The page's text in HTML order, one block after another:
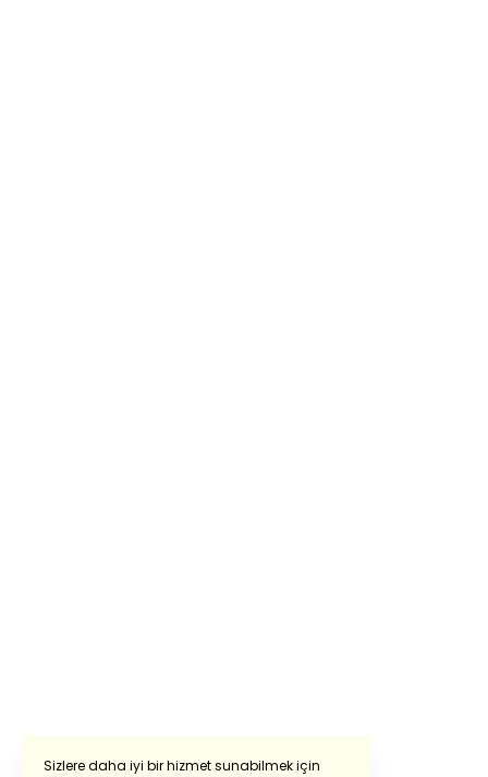
Sizlere daha iyi bir hizmet sunabilmek için